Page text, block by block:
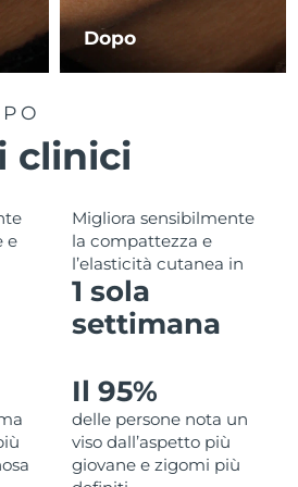
Dopo
clinici
e
Migliora sensibilmente
la compattezza e
l’elasticità cutanea in
1 sola
settimana
Il 95%
delle persone nota un
viso dall’aspetto più
giovane e zigomi più
Consegna stimata
Consegna stimata8/13/26
Consegna stimata
Consegna stimata 8/13/26
Consegna stimata
Consegna stimata8/12/26
Consegna stimata
Consegna stimata8/13/26
Consegna stimata